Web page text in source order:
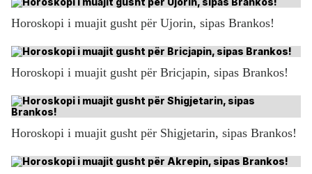
Horoskopi i muajit gusht për Ujorin, sipas Brankos!
Horoskopi i muajit gusht për Bricjapin, sipas Brankos!
Horoskopi i muajit gusht për Shigjetarin, sipas Brankos!